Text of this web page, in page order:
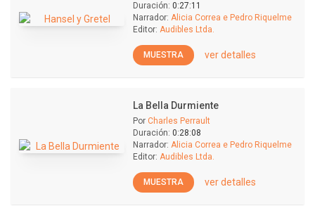
Duración: 0:27:11
Narrador: Alicia Correa e Pedro Riquelme
Editor: Audibles Ltda.
MUESTRA ver detalles
La Bella Durmiente
Por Charles Perrault
Duración: 0:28:08
Narrador: Alicia Correa e Pedro Riquelme
Editor: Audibles Ltda.
MUESTRA ver detalles